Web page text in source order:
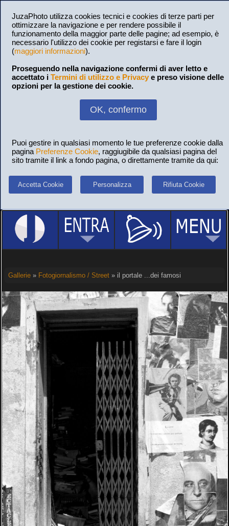
JuzaPhoto utilizza cookies tecnici e cookies di terze parti per
ottimizzare la navigazione e per rendere possibile il
funzionamento della maggior parte delle pagine; ad esempio, è
necessario l'utilizzo dei cookie per registarsi e fare il login
(maggiori informazioni).
Proseguendo nella navigazione confermi di aver letto e
accettato i Termini di utilizzo e Privacy e preso visione delle
opzioni per la gestione dei cookie.
OK, confermo
Puoi gestire in qualsiasi momento le tue preferenze cookie dalla
pagina Preferenze Cookie, raggiugibile da qualsiasi pagina del
sito tramite il link a fondo pagina, o direttamente tramite da qui:
Accetta Cookie Personalizza Rifiuta Cookie
Gallerie» Fotogiornalismo / Street» il portale ...dei famosi